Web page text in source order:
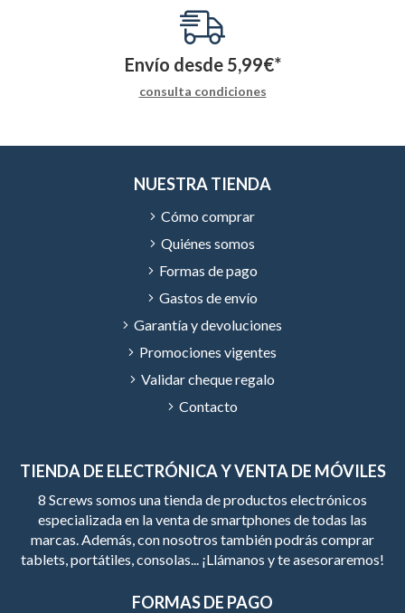
Envío desde 5,99€*
consulta condiciones
TIENDA DE ELECTRÓNICA Y VENTA DE MÓVILES
8 Screws somos una tienda de productos electrónicos
especializada en la venta de smartphones de todas las
marcas. Además, con nosotros también podrás comprar
tablets, portátiles, consolas... ¡Llámanos y te asesoraremos!
FORMAS DE PAGO
NUESTRA TIENDA
Cómo comprar
Quiénes somos
Formas de pago
Gastos de envío
Garantía y devoluciones
Promociones vigentes
Validar cheque regalo
Contacto